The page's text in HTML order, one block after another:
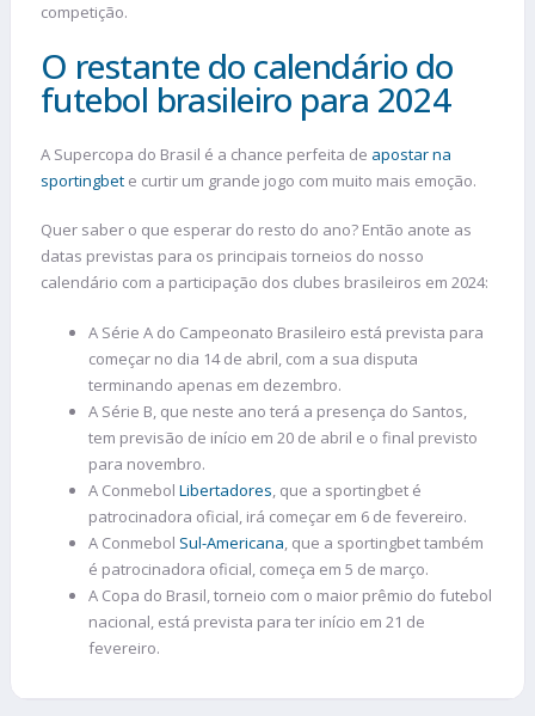
competição.
O restante do calendário do
futebol brasileiro para 2024
A Supercopa do Brasil é a chance perfeita de apostar na
sportingbet e curtir um grande jogo com muito mais emoção.
Quer saber o que esperar do resto do ano? Então anote as
datas previstas para os principais torneios do nosso
calendário com a participação dos clubes brasileiros em 2024:
A Série A do Campeonato Brasileiro está prevista para
começar no dia 14 de abril, com a sua disputa
terminando apenas em dezembro.
A Série B, que neste ano terá a presença do Santos,
tem previsão de início em 20 de abril e o final previsto
para novembro.
A Conmebol Libertadores, que a sportingbet é
patrocinadora oficial, irá começar em 6 de fevereiro.
A Conmebol Sul-Americana, que a sportingbet também
é patrocinadora oficial, começa em 5 de março.
A Copa do Brasil, torneio com o maior prêmio do futebol
nacional, está prevista para ter início em 21 de
fevereiro.